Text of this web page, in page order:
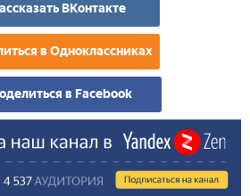
ВКонтакте
в Одноклассниках
в Facebook